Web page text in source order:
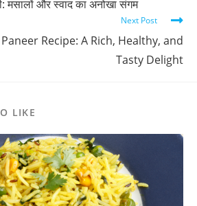
मसालों और स्वाद का अनोखा संगम
Next Post
Recipe: A Rich, Healthy, and
Tasty Delight
LIKE